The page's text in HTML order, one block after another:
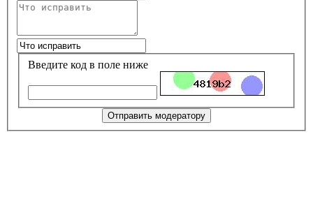
Введите код в поле ниже
Отправить модератору